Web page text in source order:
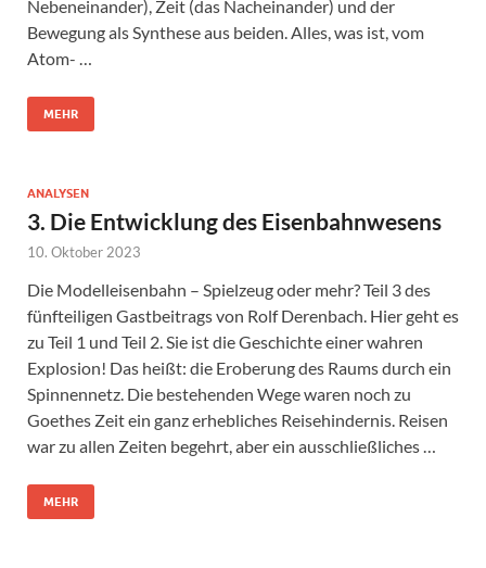
Nebeneinander), Zeit (das Nacheinander) und der
Bewegung als Synthese aus beiden. Alles, was ist, vom
Atom- …
MEHR
ANALYSEN
3. Die Entwicklung des Eisenbahnwesens
10. Oktober 2023
Die Modelleisenbahn – Spielzeug oder mehr? Teil 3 des
fünfteiligen Gastbeitrags von Rolf Derenbach. Hier geht es
zu Teil 1 und Teil 2. Sie ist die Geschichte einer wahren
Explosion! Das heißt: die Eroberung des Raums durch ein
Spinnennetz. Die bestehenden Wege waren noch zu
Goethes Zeit ein ganz erhebliches Reisehindernis. Reisen
war zu allen Zeiten begehrt, aber ein ausschließliches …
MEHR